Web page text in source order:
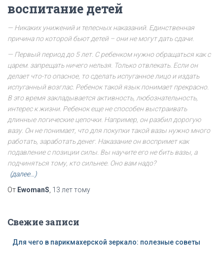
воспитание детей
— Никаких унижений и телесных наказаний. Единственная
причина по которой бьют детей – они не могут дать сдачи.
— Первый период до 5 лет. С ребенком нужно обращаться как с
царем. запрещать ничего нельзя. Только отвлекать. Если он
делает что-то опасное, то сделать испуганное лицо и издать
испуганный возглас. Ребенок такой язык понимает прекрасно.
В это время закладывается активность, любознательность,
интерес к жизни. Ребенок еще не способен выстраивать
длинные логические цепочки. Например, он разбил дорогую
вазу. Он не понимает, что для покупки такой вазы нужно много
работать, заработать денег. Наказание он воспримет как
подавление с позиции силы. Вы научите его не бить вазы, а
подчиняться тому, кто сильнее. Оно вам надо?
(далее…)
От EwomanS 13 леттому
Свежие записи
Для чего в парикмахерской зеркало: полезные советы